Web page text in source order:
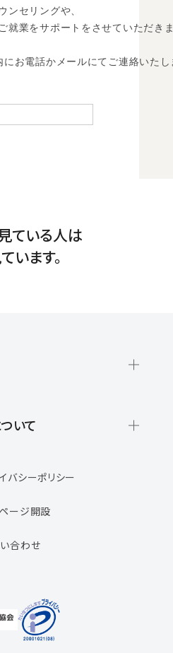
ンセリングや、
就業をサポートをさせていただき
にお電話かメールにてご連絡いたし
ている人は
います。
いて
バシーポリシー
ージ開設
合わせ